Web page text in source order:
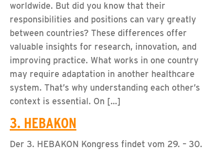
worldwide. But did you know that their
responsibilities and positions can vary greatly
between countries? These differences offer
valuable insights for research, innovation, and
improving practice. What works in one country
may require adaptation in another healthcare
system. That’s why understanding each other’s
context is essential. On […]
3. HEBAKON
Der 3. HEBAKON Kongress findet vom 29. – 30.